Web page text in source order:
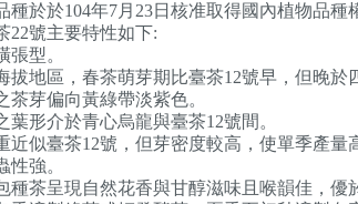
種於於104年7月23日核准取得國內植物品種
22號主要特性如下:
張型。
拔地區，春茶萌芽期比臺茶12號早，但晚
茶芽偏向黃綠帶淡紫色。
葉形介於青心烏龍與臺茶12號間。
近似臺茶12號，但芽密度較高，使單季產量
性強。
種茶呈現自然花香與甘醇滋味且喉韻佳，優